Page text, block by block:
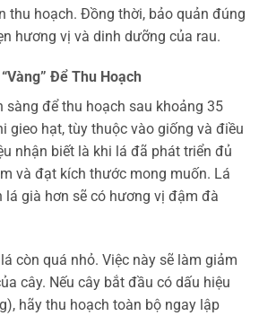
thu hoạch. Đồng thời, bảo quản đúng
hương vị và dinh dưỡng của rau.
Để Thu Hoạch
sàng để thu hoạch sau khoảng 35
gieo hạt, tùy thuộc vào giống và điều
nhận biết là khi lá đã phát triển đủ
và đạt kích thước mong muốn. Lá
lá già hơn sẽ có hương vị đậm đà
còn quá nhỏ. Việc này sẽ làm giảm
cây. Nếu cây bắt đầu có dấu hiệu
hãy thu hoạch toàn bộ ngay lập